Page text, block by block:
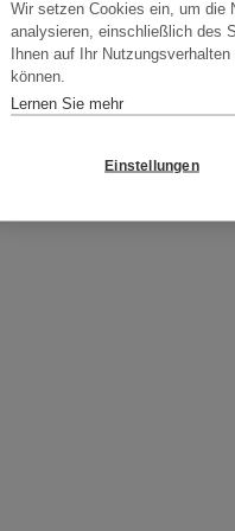
Wir setzen Cookies ein, um die
analysieren, einschließlich des
Ihnen auf Ihr
können.
Lernen Sie mehr
Einstellungen